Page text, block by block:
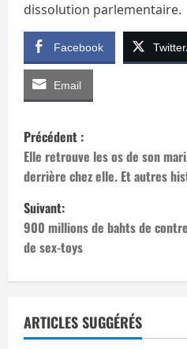
dissolution parlementaire.
Facebook
Email
N
a
v
i
g
t
Précédent :
Elle retrouve les os de son
derrière chez elle. Et autres
Suivant:
900 millions de bahts de
de sex-toys
ARTICLES SUGGÉRÉS